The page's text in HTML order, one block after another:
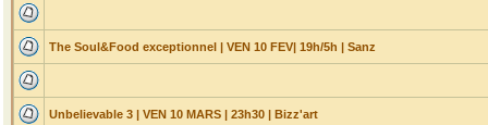
The Soul&Food exceptionnel | VEN 10 FEV| 19h/5h | Sanz
Unbelievable 3 | VEN 10 MARS | 23h30 | Bizz'art